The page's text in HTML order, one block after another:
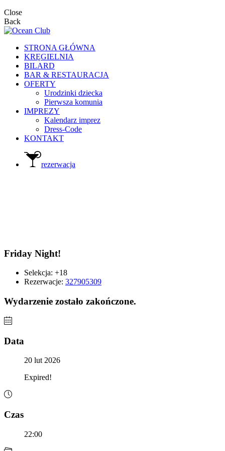
Close
Back
STRONA GŁÓWNA
KRĘGIELNIA
BILARD
BAR & RESTAURACJA
OFERTY
Urodzinki dziecka
Pierwsza komunia
IMPREZY
Kalendarz imprez
Dress-Code
KONTAKT
rezerwacja
Friday Night!
Selekcja: +18
Rezerwacje: 327905309
Wydarzenie zostało zakończone.
Data
20 lut 2026
Expired!
Czas
22:00